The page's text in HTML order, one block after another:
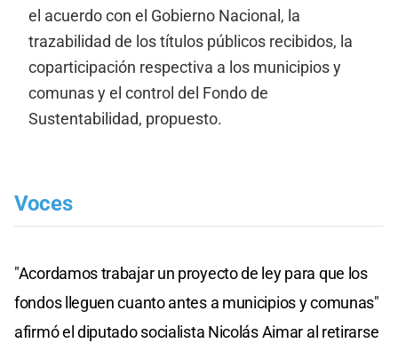
el acuerdo con el Gobierno Nacional, la
trazabilidad de los títulos públicos recibidos, la
coparticipación respectiva a los municipios y
comunas y el control del Fondo de
Sustentabilidad, propuesto.
Voces
"Acordamos trabajar un proyecto de ley para que los
fondos lleguen cuanto antes a municipios y comunas"
afirmó el diputado socialista Nicolás Aimar al retirarse